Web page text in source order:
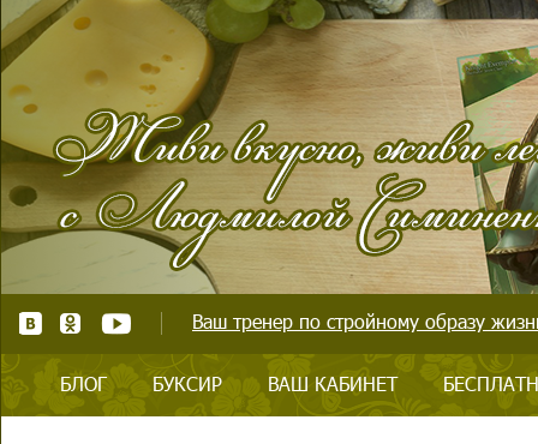
Ваш тренер по стройному образу
БЛОГ БУКСИР ВАШ КАБИНЕТ